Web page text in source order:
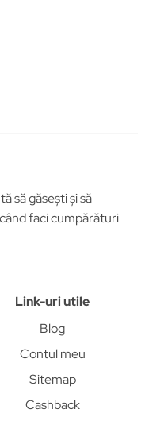
să găsești și să
faci cumpărături
Link-uri utile
Blog
Contul meu
Sitemap
Cashback